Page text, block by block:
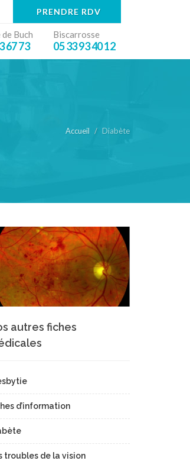
PRENDRE RDV
de Buch
67 73
Biscarrosse
05 33 93 40 12
Accueil Diabète
autres fiches
d’information
troubles de la vision